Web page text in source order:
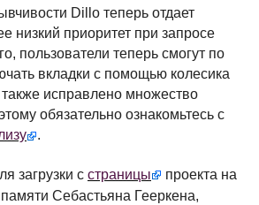
Dillo теперь отдает
низкий приоритет при запросе
пользователи теперь смогут по
вкладки с помощью колесика
исправлено множество
обязательно ознакомьтесь с
.
загрузки с страницы
проекта на
Себастьяна Гееркена,